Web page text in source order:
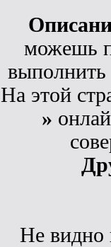
можешь
На этой
»
Не видно